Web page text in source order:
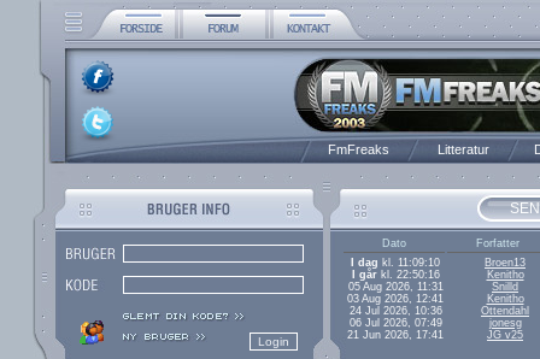
FmFreaks Litteratur
Dato
Forfatter
I dag kl. 11:09:10
Broen13
I gårkl. 22:50:16
Kenitho
05 Aug 2026, 11:31
Snilld
03 Aug 2026, 12:41
Kenitho
24 Jul 2026, 10:36
Ottendahl
06 Jul 2026, 07:49
jonesg
21 Jun 2026, 17:41
JG v25